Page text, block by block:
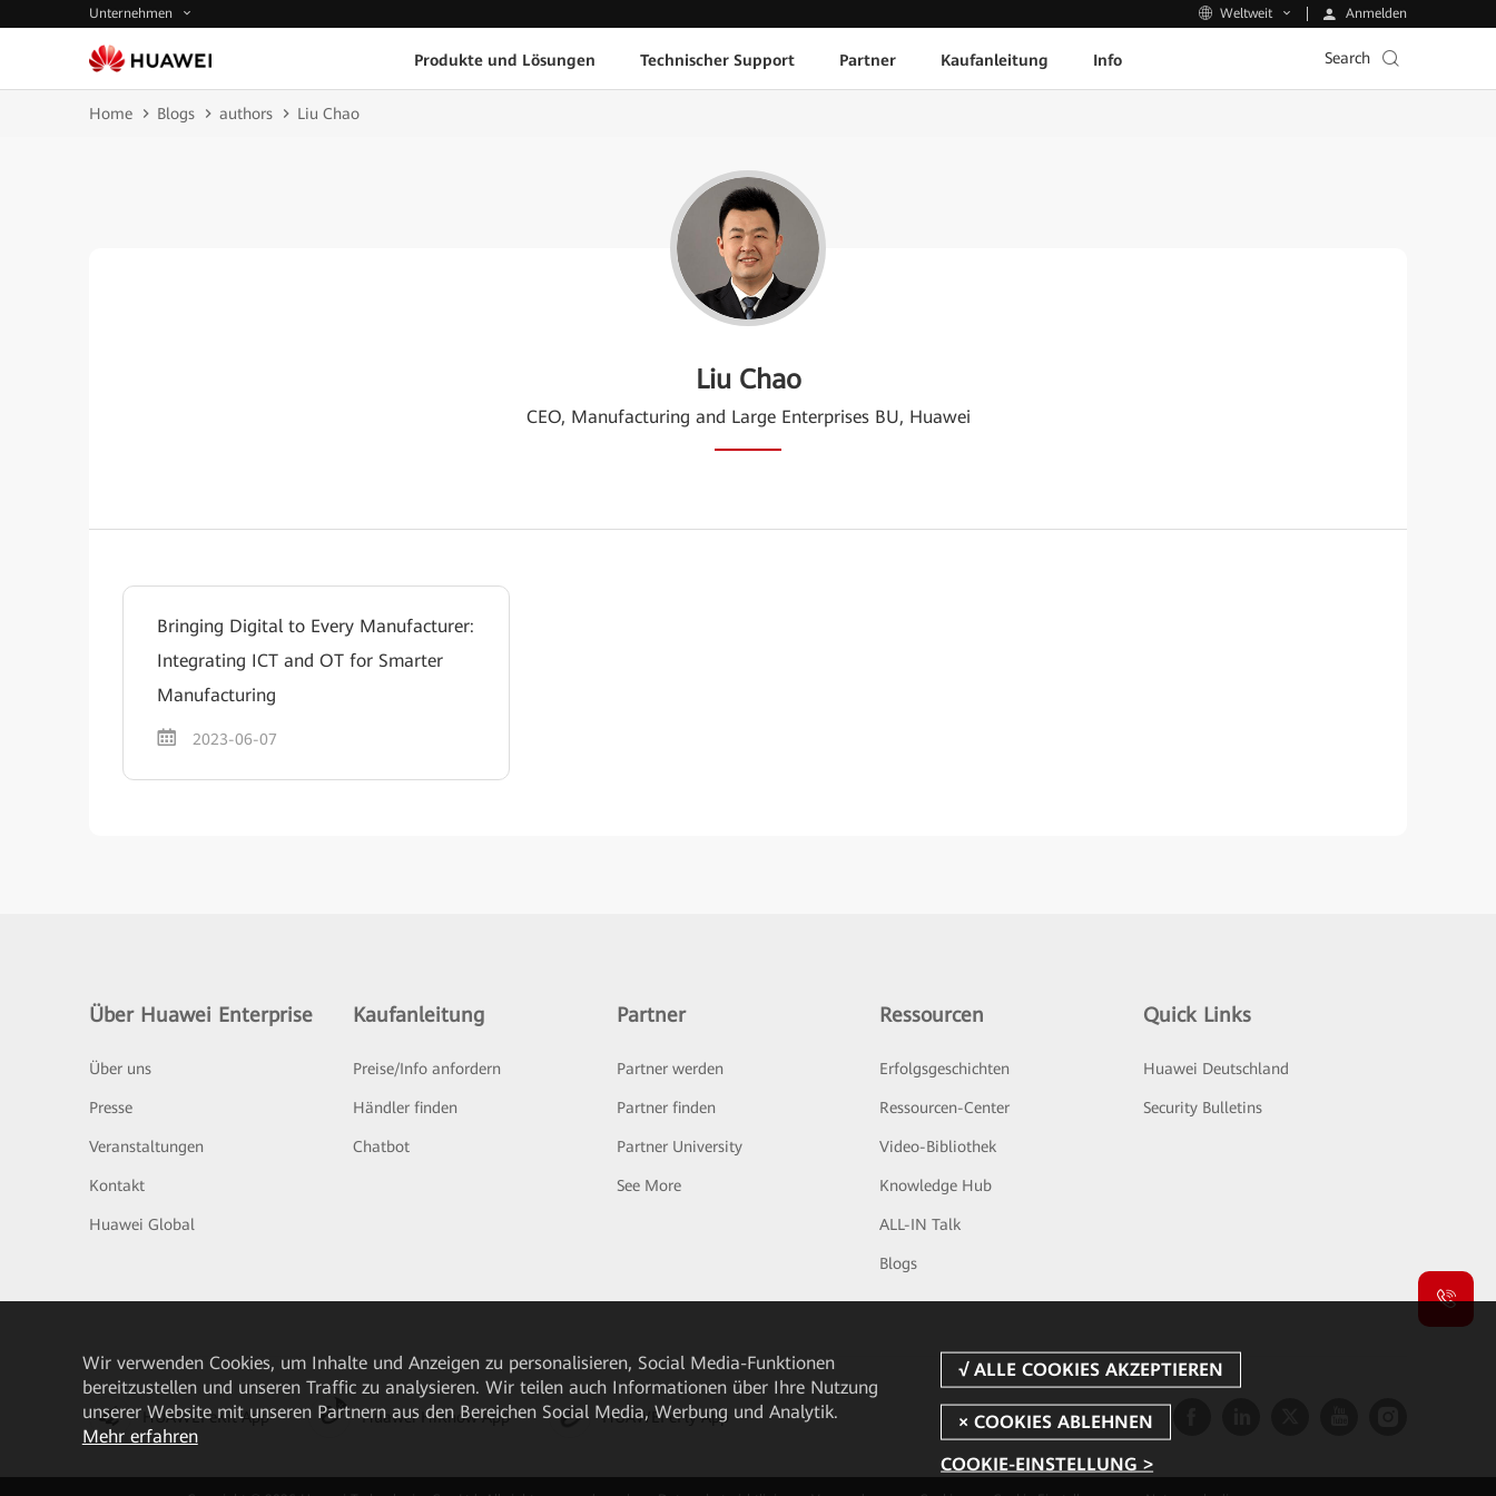
Unternehmen Weltweit Anmelden
Produkte und Lösungen Technischer Support Partner Kaufanleitung Info Search
Home Blogs authors Liu Chao
Liu Chao
CEO, Manufacturing and Large Enterprises BU, Huawei
Bringing Digital to Every Manufacturer:
Integrating ICT and OT for Smarter
Manufacturing
2023-06-07
Über Huawei Enterprise
Über uns
Presse
Veranstaltungen
Kontakt
Huawei Global
Kaufanleitung
Preise/Info anfordern
Händler finden
Chatbot
Partner
Partner werden
Partner finden
Partner University
See More
Ressourcen
Erfolgsgeschichten
Ressourcen-Center
Video-Bibliothek
Knowledge Hub
ALL-IN Talk
Blogs
Quick Links
Huawei Deutschland
Security Bulletins
HUAWEI eKit App Huawei HiKnow App HUAWEI eFly App
Wir verwenden Cookies, um Inhalte und Anzeigen zu personalisieren, Social Media-Funktionen
bereitzustellen und unseren Traffic zu analysieren. Wir teilen auch Informationen über Ihre Nutzung
unserer Website mit unseren Partnern aus den Bereichen Social Media, Werbung und Analytik.
Mehr erfahren
COOKIE-EINSTELLUNG >